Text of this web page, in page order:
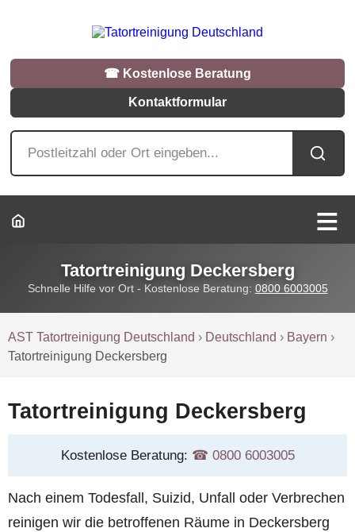
☎︎ Kostenlose Beratung
Kontaktformular
Tatortreinigung Deckersberg
Schnelle Hilfe vor Ort - Kostenlose Beratung: 0800 6003005
AST Tatortreinigung Deutschland › Deutschland › Bayern ›
Tatortreinigung Deckersberg
Tatortreinigung Deckersberg
Kostenlose Beratung: ☎︎ 0800 6003005
Nach einem Todesfall, Suizid, Unfall oder Verbrechen
reinigen wir die betroffenen Räume in Deckersberg